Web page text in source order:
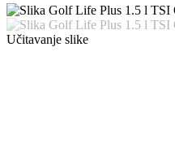
Učitavanje slike